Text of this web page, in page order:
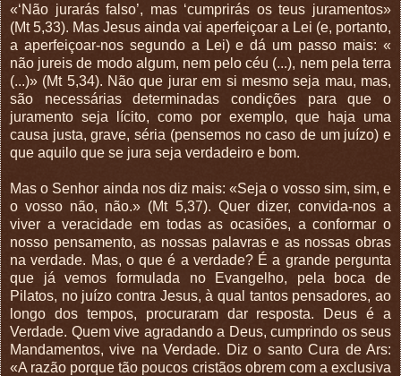
«‘Não jurarás falso’, mas ‘cumprirás os teus juramentos»
(Mt 5,33). Mas Jesus ainda vai aperfeiçoar a Lei (e, portanto,
a aperfeiçoar-nos segundo a Lei) e dá um passo mais: «
não jureis de modo algum, nem pelo céu (...), nem pela terra
(...)» (Mt 5,34). Não que jurar em si mesmo seja mau, mas,
são necessárias determinadas condições para que o
juramento seja lícito, como por exemplo, que haja uma
causa justa, grave, séria (pensemos no caso de um juízo) e
que aquilo que se jura seja verdadeiro e bom.
Mas o Senhor ainda nos diz mais: «Seja o vosso sim, sim, e
o vosso não, não.» (Mt 5,37). Quer dizer, convida-nos a
viver a veracidade em todas as ocasiões, a conformar o
nosso pensamento, as nossas palavras e as nossas obras
na verdade. Mas, o que é a verdade? É a grande pergunta
que já vemos formulada no Evangelho, pela boca de
Pilatos, no juízo contra Jesus, à qual tantos pensadores, ao
longo dos tempos, procuraram dar resposta. Deus é a
Verdade. Quem vive agradando a Deus, cumprindo os seus
Mandamentos, vive na Verdade. Diz o santo Cura de Ars:
«A razão porque tão poucos cristãos obrem com a exclusiva